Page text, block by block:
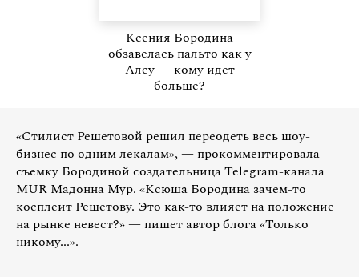
Ксения Бородина
обзавелась пальто как у
Алсу — кому идет
больше?
«Стилист Решетовой решил переодеть весь шоу-
бизнес по одним лекалам», — прокомментировала
съемку Бородиной создательница Telegram-канала
MUR Мадонна Мур. «Ксюша Бородина зачем-то
косплеит Решетову. Это как-то влияет на положение
на рынке невест?» — пишет автор блога «Только
никому...».